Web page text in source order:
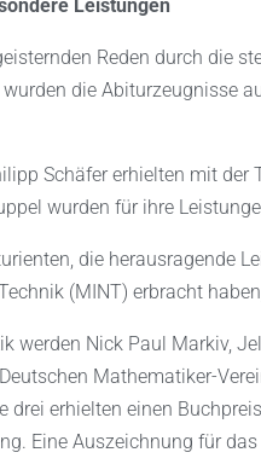
Leistungen
Reden durch die
die Abiturzeugnisse
Schäfer erhielten mit
wurden für ihre
die herausragende
(MINT) erbracht
werden Nick Paul Markiv,
Mathematiker-
drei erhielten einen
Eine Auszeichnung für